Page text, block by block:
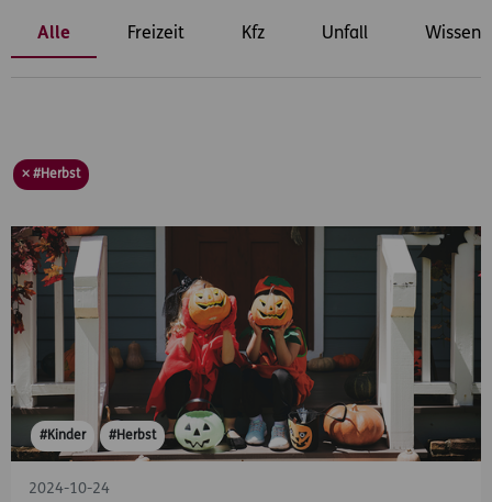
Alle Freizeit Kfz Unfall
× #Herbst
#Kinder #Herbst
2024-10-24